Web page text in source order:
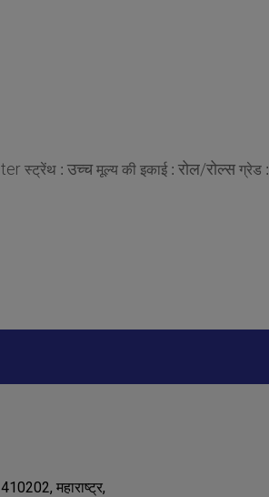
स्ट्रेंथ : उच्च मूल्य की इकाई : रोल/रोल्स ग्रेड :
महाराष्ट्र,